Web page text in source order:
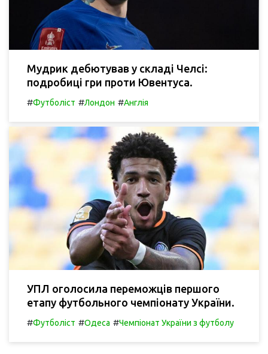
Мудрик дебютував у складі Челсі:
подробиці гри проти Ювентуса.
#Футболіст #Лондон #Англія
УПЛ оголосила переможців першого
етапу футбольного чемпіонату України.
#Футболіст #Одеса #Чемпіонат України з футболу